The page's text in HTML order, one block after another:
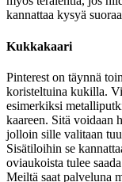
kannattaa kysyä
Kukkakaari
Pinterest on täynnä
koristeltuina kukilla.
esimerkiksi
kaareen. Sitä voidaan
jolloin sille valitaan
Sisätiloihin se
oviaukoista tulee
Meiltä saat palveluna